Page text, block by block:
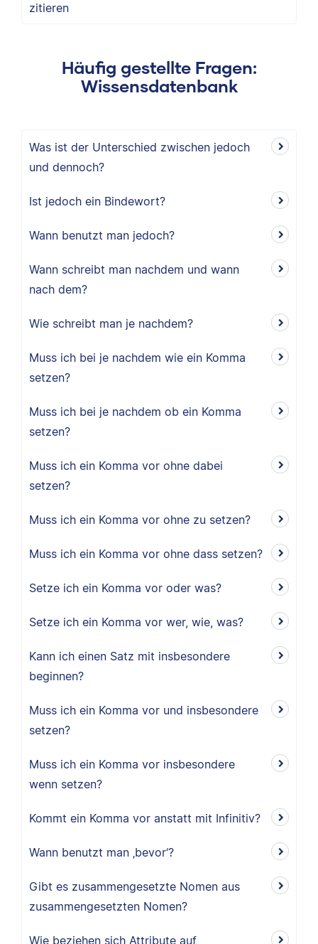
zitieren
Häufig gestellte Fragen:
Wissensdatenbank
Was ist der Unterschied zwischen jedoch
und dennoch?
Ist jedoch ein Bindewort?
Wann benutzt man jedoch?
Wann schreibt man nachdem und wann
nach dem?
Wie schreibt man je nachdem?
Muss ich bei je nachdem wie ein Komma
setzen?
Muss ich bei je nachdem ob ein Komma
setzen?
Muss ich ein Komma vor ohne dabei
setzen?
Muss ich ein Komma vor ohne zu setzen?
Muss ich ein Komma vor ohne dass setzen?
Setze ich ein Komma vor oder was?
Setze ich ein Komma vor wer, wie, was?
Kann ich einen Satz mit insbesondere
beginnen?
Muss ich ein Komma vor und insbesondere
setzen?
Muss ich ein Komma vor insbesondere
wenn setzen?
Kommt ein Komma vor anstatt mit Infinitiv?
Wann benutzt man ‚bevor‘?
Gibt es zusammengesetzte Nomen aus
zusammengesetzten Nomen?
Wie beziehen sich Attribute auf